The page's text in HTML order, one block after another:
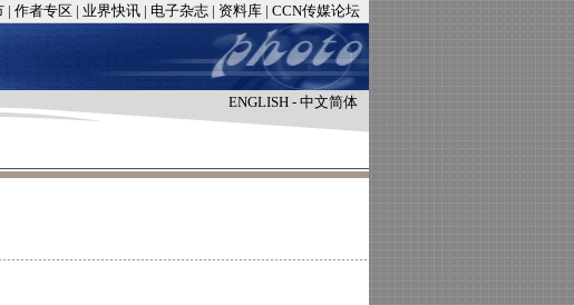
| 作者专区 | 业界快讯 | 电子杂志 | 资料库 | CCN传媒论坛
ENGLISH - 中文简体